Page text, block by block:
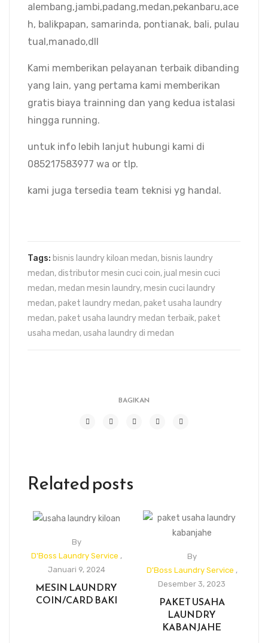
alembang,jambi,padang,medan,pekanbaru,ace
h, balikpapan, samarinda, pontianak, bali, pulau
tual,manado,dll
Kami memberikan pelayanan terbaik dibanding
yang lain, yang pertama kami memberikan
gratis biaya trainning dan yang kedua istalasi
hingga running.
untuk info lebih lanjut hubungi kami di
085217583977 wa or tlp.
kami juga tersedia team teknisi yg handal.
Tags: bisnis laundry kiloan medan, bisnis laundry
medan, distributor mesin cuci coin,jual mesin cuci
medan,medan mesin laundry,mesin cuci laundry
medan,paket laundry medan,paket usaha laundry
medan,paket usaha laundry medan terbaik,paket
usaha medan,usaha laundry di medan
BAGIKAN
Related posts
By
D'Boss Laundry Service ,
Januari 9, 2024
MESIN LAUNDRY
COIN/CARD BAKI
By
D'Boss Laundry Service ,
Desember 3, 2023
PAKET USAHA
LAUNDRY
KABANJAHE